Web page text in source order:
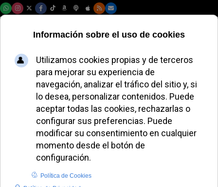
Qué esperan
escuchar del Papa
los peregrinos que
acudirán a sus
actos